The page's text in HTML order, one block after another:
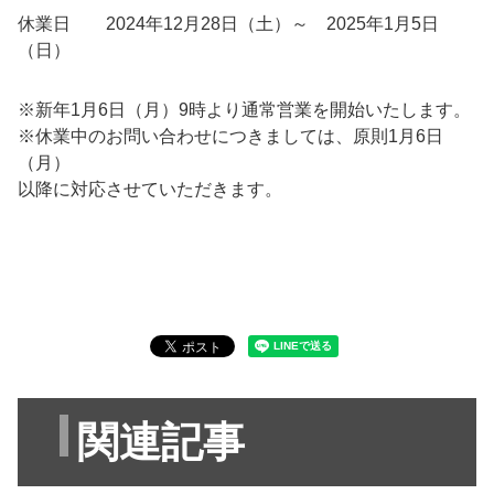
休業日 2024年12月28日（土）～ 2025年1月5日
（日）
※新年1月6日（月）9時より通常営業を開始いたします。
※休業中のお問い合わせにつきましては、原則1月6日
（月）
以降に対応させていただきます。
関連記事